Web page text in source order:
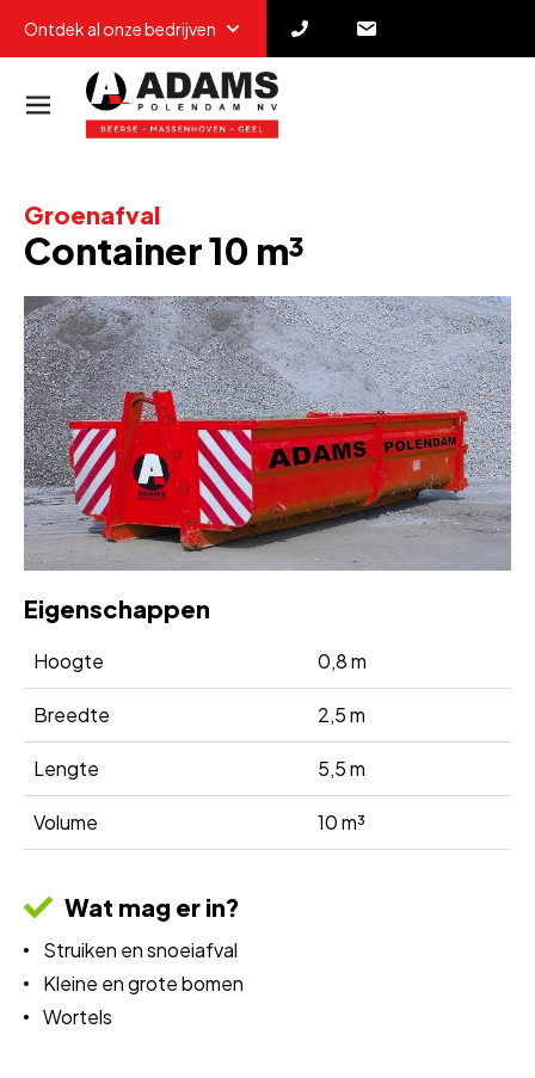
Ontdek al onze bedrijven
Groenafval
Container 10 m³
Eigenschappen
Hoogte 0,8 m
Breedte 2,5 m
Lengte 5,5 m
Volume 10 m³
Wat mag er in?
Struiken en snoeiafval
Kleine en grote bomen
Wortels